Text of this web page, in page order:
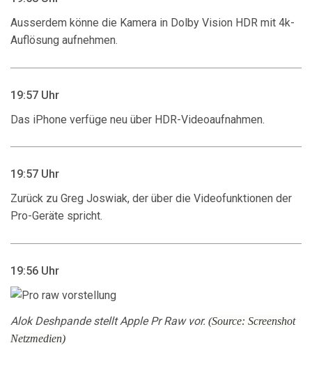
Ausserdem könne die Kamera in Dolby Vision HDR mit 4k-
Auflösung aufnehmen.
19:57 Uhr
Das iPhone verfüge neu über HDR-Videoaufnahmen.
19:57 Uhr
Zurück zu Greg Joswiak, der über die Videofunktionen der
Pro-Geräte spricht.
19:56 Uhr
Alok Deshpande stellt Apple Pr Raw vor. (Source: Screenshot
Netzmedien)